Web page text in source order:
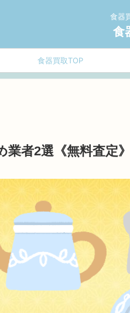
食器
食
食器買取TOP
業者2選《無料査定》